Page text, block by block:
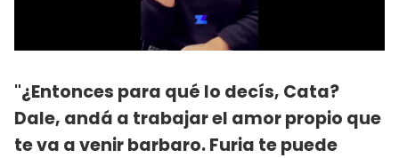
"¿Entonces para qué lo decís, Cata?
Dale, andá a trabajar el amor propio que
te va a venir barbaro. Furia te puede